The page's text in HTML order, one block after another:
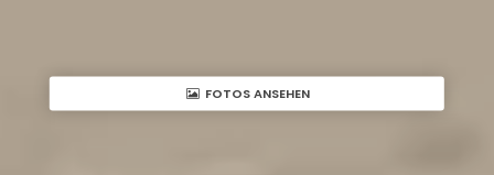
FOTOS ANSEHEN